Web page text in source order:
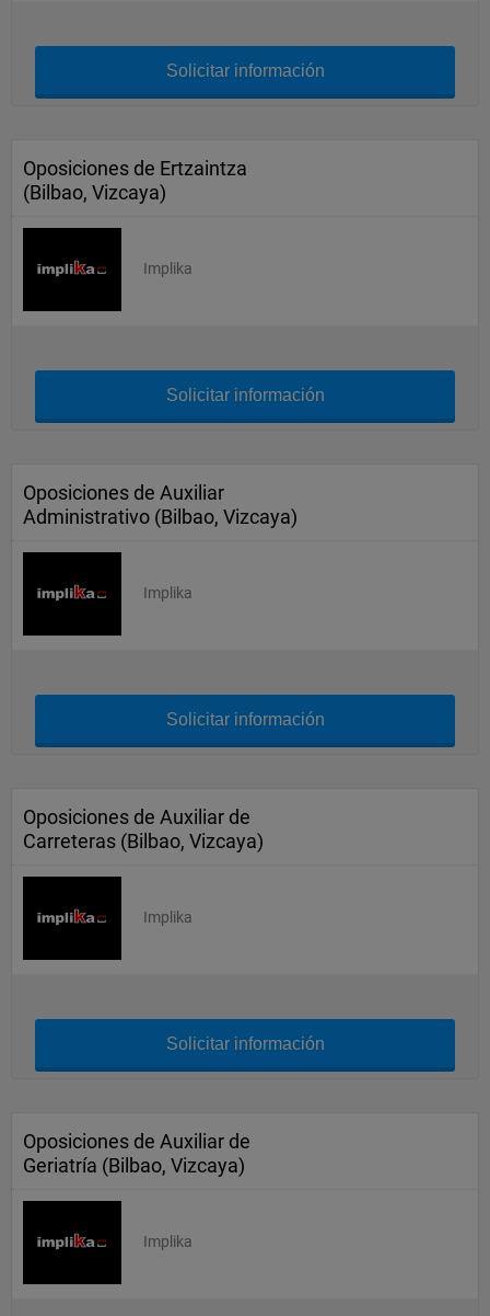
Solicitar información
Oposiciones de Ertzaintza
(Bilbao, Vizcaya)
Implika
Solicitar información
Oposiciones de Auxiliar
Administrativo (Bilbao, Vizcaya)
Implika
Solicitar información
Oposiciones de Auxiliar de
Carreteras (Bilbao, Vizcaya)
Implika
Solicitar información
Oposiciones de Auxiliar de
Geriatría (Bilbao, Vizcaya)
Implika